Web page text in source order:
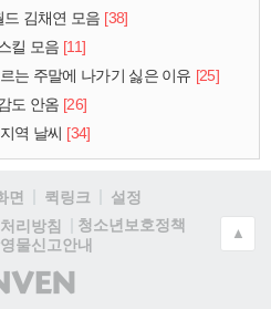
드 김채연 모음 [38]
킬 모음 [11]
는 주말에 나가기 싫은 이유 [25]
도 안옴 [26]
역 날씨 [34]
면 퀵링크
설정
리방침
청소년보호정책
물신고안내
(주)
인
▲